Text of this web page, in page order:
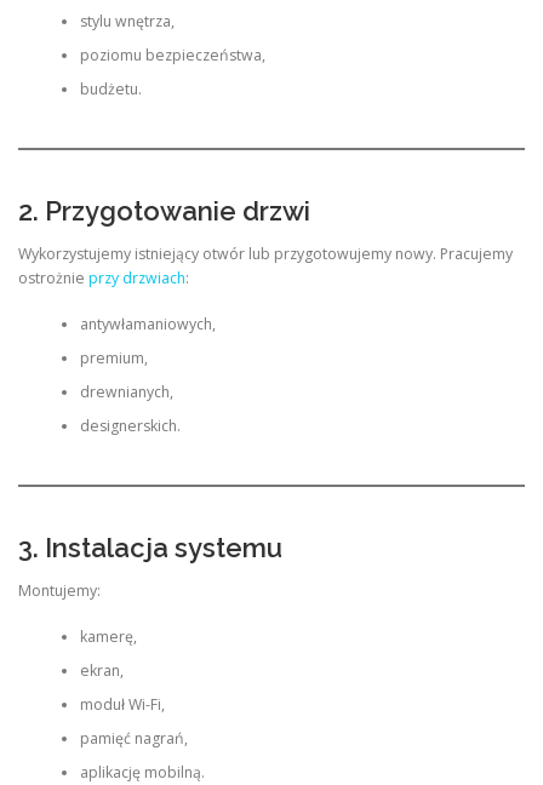
stylu wnętrza,
poziomu bezpieczeństwa,
budżetu.
2. Przygotowanie drzwi
Wykorzystujemy istniejący otwór lub przygotowujemy nowy. Pracujemy
ostrożnie przy drzwiach:
antywłamaniowych,
premium,
drewnianych,
designerskich.
3. Instalacja systemu
Montujemy:
kamerę,
ekran,
moduł Wi-Fi,
pamięć nagrań,
aplikację mobilną.